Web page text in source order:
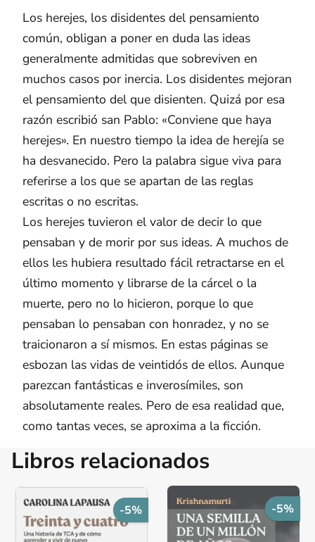
Los herejes, los disidentes del pensamiento
común, obligan a poner en duda las ideas
generalmente admitidas que sobreviven en
muchos casos por inercia. Los disidentes mejoran
el pensamiento del que disienten. Quizá por esa
razón escribió san Pablo: «Conviene que haya
herejes». En nuestro tiempo la idea de herejía se
ha desvanecido. Pero la palabra sigue viva para
referirse a los que se apartan de las reglas
escritas o no escritas.
Los herejes tuvieron el valor de decir lo que
pensaban y de morir por sus ideas. A muchos de
ellos les hubiera resultado fácil retractarse en el
último momento y librarse de la cárcel o la
muerte, pero no lo hicieron, porque lo que
pensaban lo pensaban con honradez, y no se
traicionaron a sí mismos. En estas páginas se
esbozan las vidas de veintidós de ellos. Aunque
parezcan fantásticas e inverosímiles, son
absolutamente reales. Pero de esa realidad que,
como tantas veces, se aproxima a la ficción.
Libros relacionados
-5% -5%